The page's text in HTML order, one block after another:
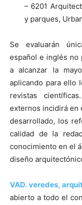
– 6201
y parques,
Se evaluarán
español e inglés no
a alcanzar la
aplicando para ello
revistas
externos incidirá
desarrollado, los
calidad de la
conocimiento en el
diseño
VAD. veredes,
abierto a todo el